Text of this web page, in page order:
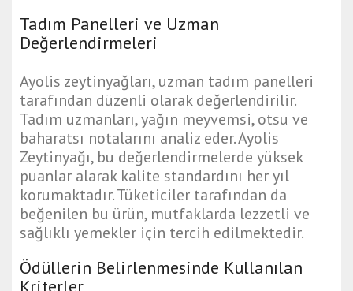
Tadım Panelleri ve Uzman
Değerlendirmeleri
Ayolis zeytinyağları, uzman tadım panelleri
tarafından düzenli olarak değerlendirilir.
Tadım uzmanları, yağın meyvemsi, otsu ve
baharatsı notalarını analiz eder. Ayolis
Zeytinyağı, bu değerlendirmelerde yüksek
puanlar alarak kalite standardını her yıl
korumaktadır. Tüketiciler tarafından da
beğenilen bu ürün, mutfaklarda lezzetli ve
sağlıklı yemekler için tercih edilmektedir.
Ödüllerin Belirlenmesinde Kullanılan
Kriterler